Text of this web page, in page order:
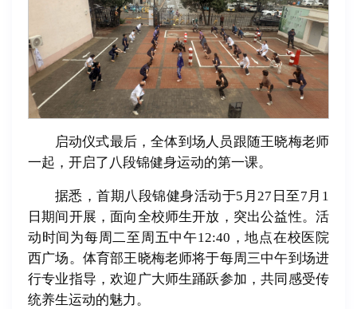
启动仪式最后，全体到场人员跟随王晓梅老师
一起，开启了八段锦健身运动的第一课。
据悉，首期八段锦健身活动于5月27日至7月1
日期间开展，面向全校师生开放，突出公益性。活
动时间为每周二至周五中午12:40，地点在校医院
西广场。体育部王晓梅老师将于每周三中午到场进
行专业指导，欢迎广大师生踊跃参加，共同感受传
统养生运动的魅力。